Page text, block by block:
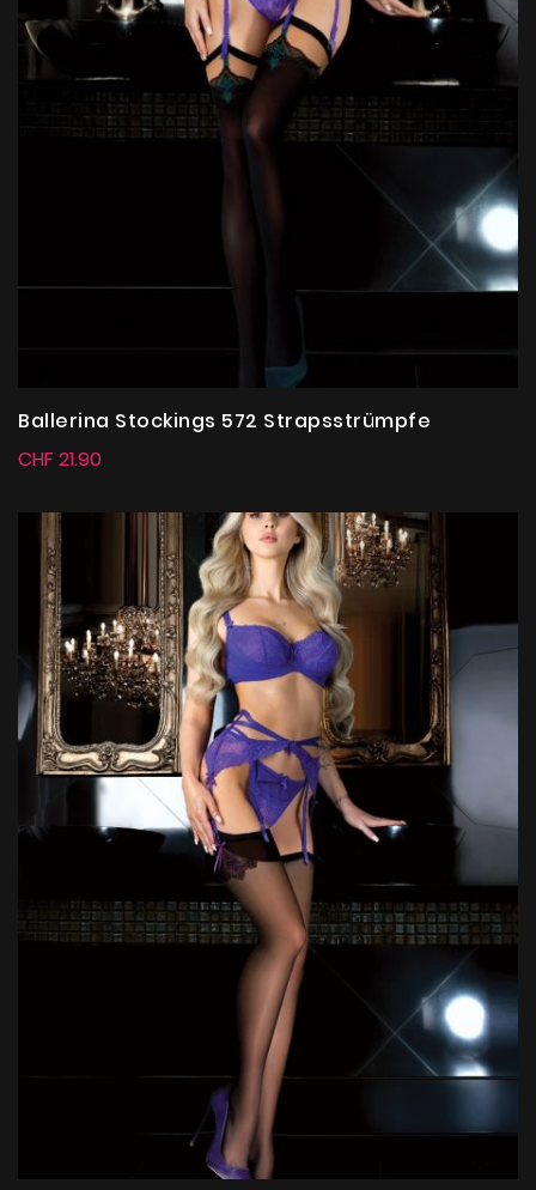
Ballerina Stockings 572 Strapsstrümpfe
CHF 21.90